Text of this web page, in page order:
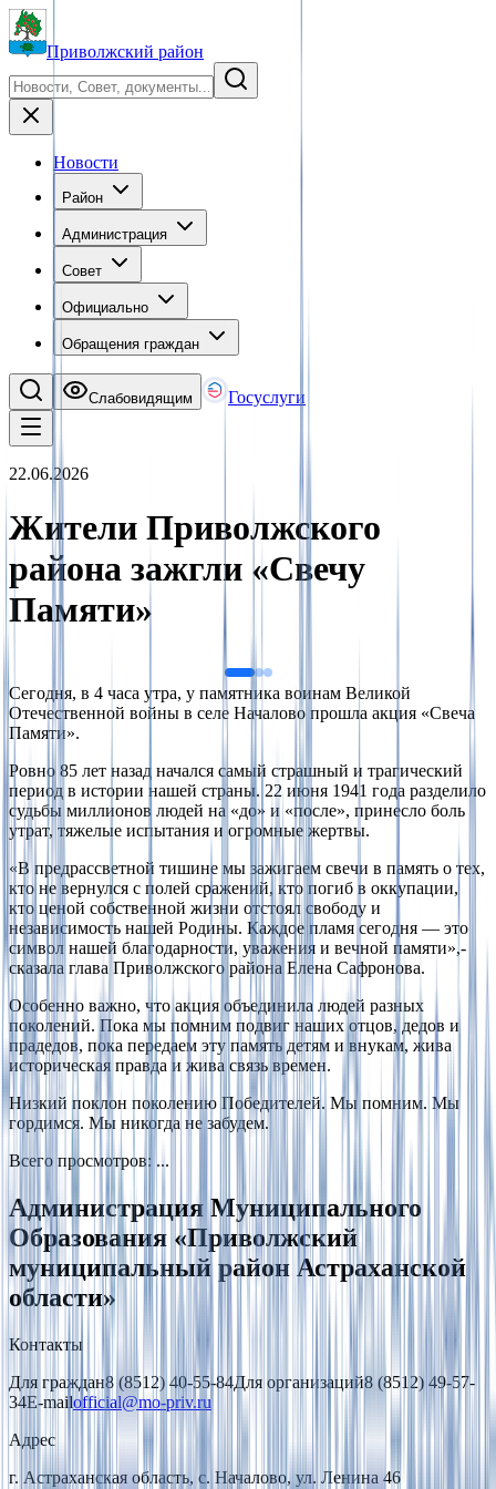
Приволжский район
Новости
Район
Администрация
Совет
Официально
Обращения граждан
Слабовидящим Госуслуги
22.06.2026
Жители Приволжского
района зажгли «Свечу
Памяти»
Сегодня, в 4 часа утра, у памятника воинам Великой
Отечественной войны в селе Началово прошла акция «Свеча
Памяти».
Ровно 85 лет назад начался самый страшный и трагический
период в истории нашей страны. 22 июня 1941 года разделило
судьбы миллионов людей на «до» и «после», принесло боль
утрат, тяжелые испытания и огромные жертвы.
«В предрассветной тишине мы зажигаем свечи в память о тех,
кто не вернулся с полей сражений, кто погиб в оккупации,
кто ценой собственной жизни отстоял свободу и
независимость нашей Родины. Каждое пламя сегодня — это
символ нашей благодарности, уважения и вечной памяти»,-
сказала глава Приволжского района Елена Сафронова.
Особенно важно, что акция объединила людей разных
поколений. Пока мы помним подвиг наших отцов, дедов и
прадедов, пока передаем эту память детям и внукам, жива
историческая правда и жива связь времен.
Низкий поклон поколению Победителей. Мы помним. Мы
гордимся. Мы никогда не забудем.
Всего просмотров: ...
Администрация Муниципального
Образования «Приволжский
муниципальный район Астраханской
области»
Контакты
Для граждан8 (8512) 40-55-84Для организаций8 (8512) 49-57-
34E-mailofficial@mo-priv.ru
Адрес
г. Астраханская область, с. Началово, ул. Ленина 46